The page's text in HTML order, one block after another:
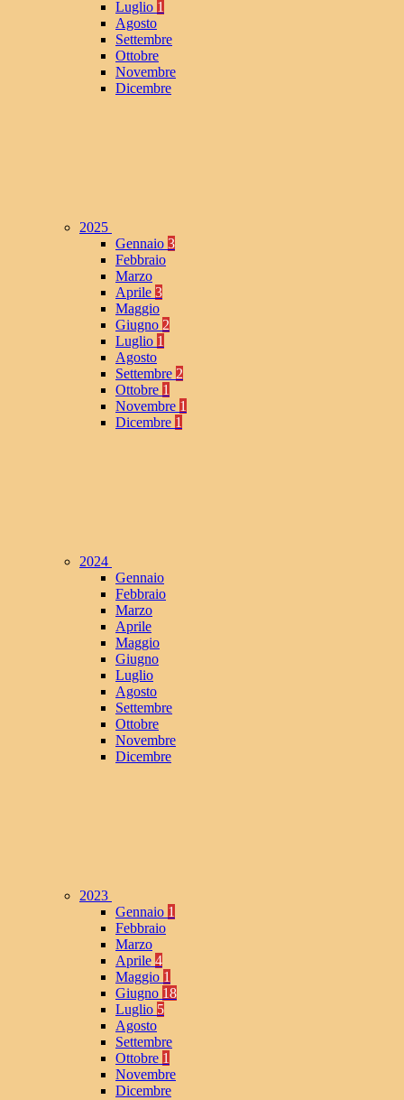
Luglio 1
Agosto
Settembre
Ottobre
Novembre
Dicembre
2025
Gennaio 3
Febbraio
Marzo
Aprile 3
Maggio
Giugno 2
Luglio 1
Agosto
Settembre 2
Ottobre 1
Novembre 1
Dicembre 1
2024
Gennaio
Febbraio
Marzo
Aprile
Maggio
Giugno
Luglio
Agosto
Settembre
Ottobre
Novembre
Dicembre
2023
Gennaio 1
Febbraio
Marzo
Aprile 4
Maggio 1
Giugno 18
Luglio 5
Agosto
Settembre
Ottobre 1
Novembre
Dicembre